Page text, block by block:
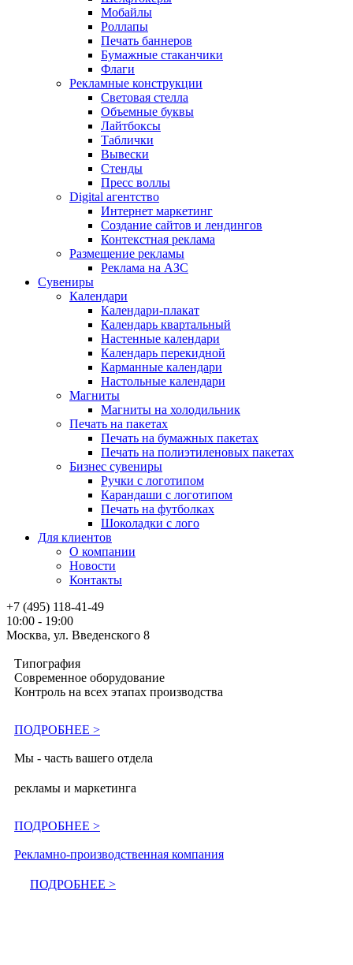
Мобайлы
Роллапы
Печать баннеров
Бумажные стаканчики
Флаги
Рекламные конструкции
Световая стелла
Объемные буквы
Лайтбоксы
Таблички
Вывески
Стенды
Пресс воллы
Digital агентство
Интернет маркетинг
Создание сайтов и лендингов
Контекстная реклама
Размещение рекламы
Реклама на АЗС
Сувениры
Календари
Календари-плакат
Календарь квартальный
Настенные календари
Календарь перекидной
Карманные календари
Настольные календари
Магниты
Магниты на холодильник
Печать на пакетах
Печать на бумажных пакетах
Печать на полиэтиленовых пакетах
Бизнес сувениры
Ручки с логотипом
Карандаши с логотипом
Печать на футболках
Шоколадки с лого
Для клиентов
О компании
Новости
Контакты
+7 (495) 118-41-49
10:00 - 19:00
Москва, ул. Введенского 8
Типография
Современное оборудование
Контроль на всех этапах производства
ПОДРОБНЕЕ >
Мы - часть вашего отдела
рекламы и маркетинга
ПОДРОБНЕЕ >
Рекламно-производственная компания
ПОДРОБНЕЕ >